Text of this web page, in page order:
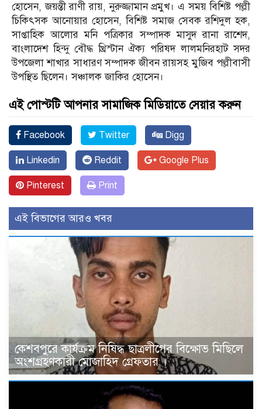
হোসেন, জয়ন্তী রাণী রায়, নুরুজ্জামান প্রমুখ। এ সময় বিশিষ্ট পল্লী
চিকিৎসক আনোয়ার হোসেন, বিশিষ্ট সমাজ সেবক রশিদুল হক,
সাপ্তাহিক আলোর মনি পত্রিকার সম্পাদক মাসুদ রানা রাশেদ,
বাংলাদেশ হিন্দু বৌদ্ধ খ্রিস্টান ঐক্য পরিষদ লালমনিরহাট সদর
উপজেলা শাখার সাধারণ সম্পাদক জীবন রায়সহ মুজিব পল্লীবাসী
উপস্থিত ছিলেন। সঞ্চালক জাকির হোসেন।
এই পোস্টটি আপনার সামাজিক মিডিয়াতে সেয়ার করুন
Facebook Twitter Digg
Linkedin Reddit Google Plus
Pinterest Print
এই বিভাগের আরও খবর
কেশবপুরে কার্যক্রম নিষিদ্ধ ছাত্রলীগের বিক্ষোভ মিছিলে
অংশগ্রহণকারী মোজাহিদ গ্রেফতার ।